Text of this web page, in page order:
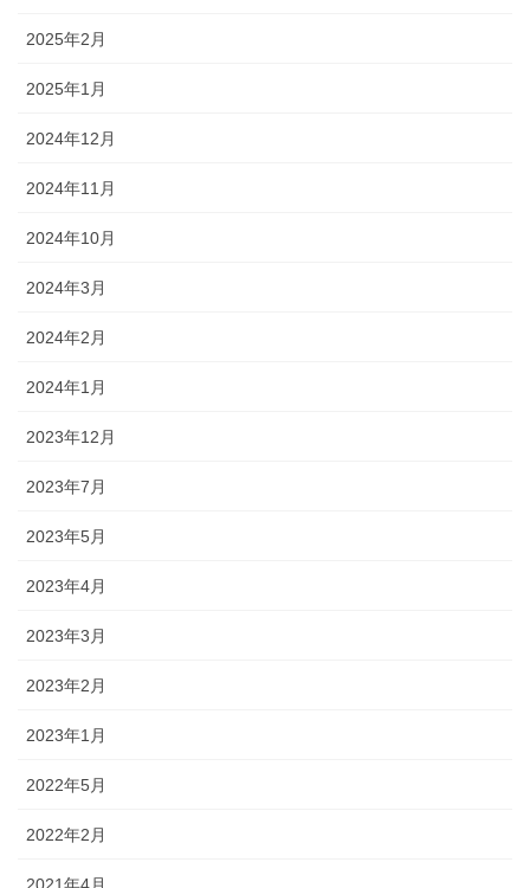
2025年2月
2025年1月
2024年12月
2024年11月
2024年10月
2024年3月
2024年2月
2024年1月
2023年12月
2023年7月
2023年5月
2023年4月
2023年3月
2023年2月
2023年1月
2022年5月
2022年2月